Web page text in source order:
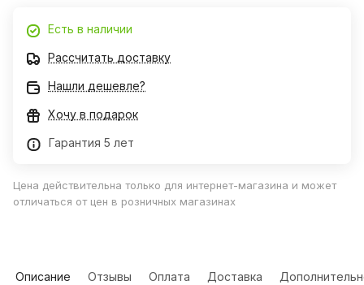
Есть в наличии
Рассчитать доставку
Нашли дешевле?
Хочу в подарок
Гарантия 5 лет
Цена действительна только для интернет-магазина и может
отличаться от цен в розничных магазинах
Описание Отзывы Оплата Доставка